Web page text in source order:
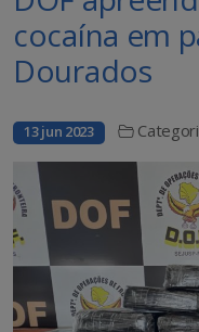
cocaína em
Dourados
13 jun 2023